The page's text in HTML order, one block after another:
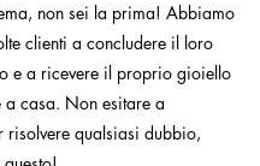
non sei la prima! Abbiamo
clienti a concludere il loro
e a ricevere il proprio gioiello
a casa. Non esitare a
risolvere qualsiasi dubbio,